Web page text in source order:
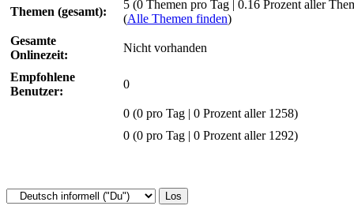
Themen (gesamt):
5 (0 Themen pro Tag | 0.16 Prozent aller
(Alle Themen finden)
Gesamte
Onlinezeit:
Nicht vorhanden
Empfohlene
Benutzer:
0
0 (0 pro Tag | 0 Prozent aller 1258)
0 (0 pro Tag | 0 Prozent aller 1292)